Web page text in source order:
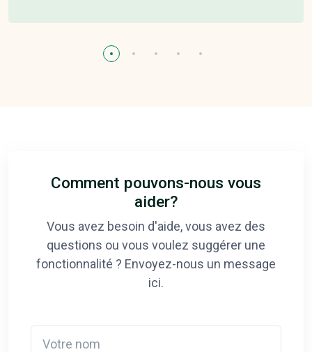
Comment pouvons-nous vous
aider?
Vous avez besoin d'aide, vous avez des
questions ou vous voulez suggérer une
fonctionnalité ? Envoyez-nous un message
ici.